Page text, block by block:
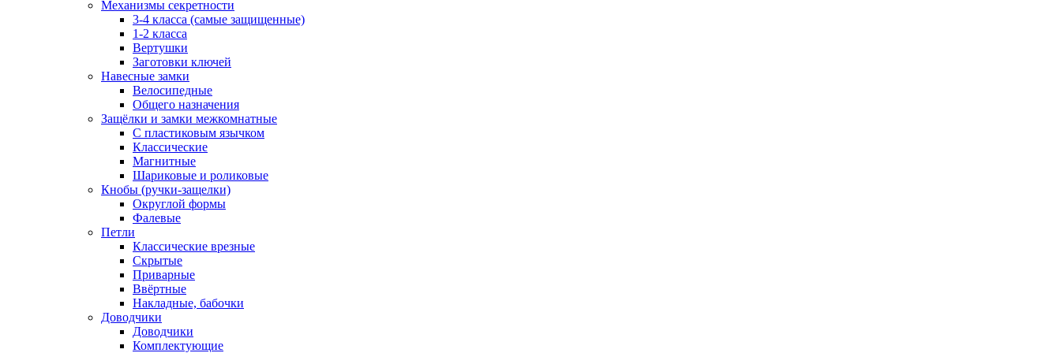
Механизмы секретности
3-4 класса (самые защищенные)
1-2 класса
Вертушки
Заготовки ключей
Навесные замки
Велосипедные
Общего назначения
Защёлки и замки межкомнатные
С пластиковым язычком
Классические
Магнитные
Шариковые и роликовые
Кнобы (ручки-защелки)
Округлой формы
Фалевые
Петли
Классические врезные
Скрытые
Приварные
Ввёртные
Накладные, бабочки
Доводчики
Доводчики
Комплектующие